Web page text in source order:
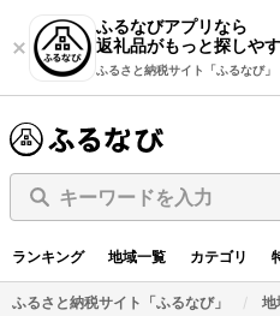
ふるなびアプリなら
返礼品がもっと探しやす
ふるさと納税サイト「ふるなび」
キーワードを入力
ランキング 地域一覧 カテゴリ
ふるさと納税サイト「ふるなび」 地